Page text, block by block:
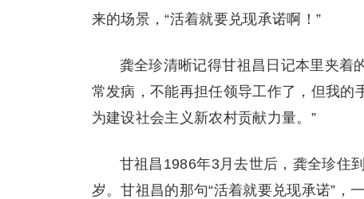
来的场景，“活着就要兑现承诺啊！”
龚全珍清晰记得甘祖昌日记本里夹着
常发病，不能再担任领导工作了，但我的
为建设社会主义新农村贡献力量。”
甘祖昌1986年3月去世后，龚全珍住
岁。甘祖昌的那句“活着就要兑现承诺”，